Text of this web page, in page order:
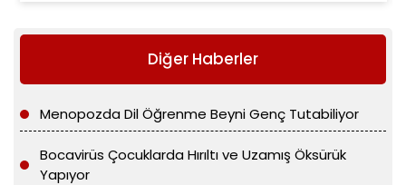
Diğer Haberler
Menopozda Dil Öğrenme Beyni Genç Tutabiliyor
Bocavirüs Çocuklarda Hırıltı ve Uzamış Öksürük
Yapıyor